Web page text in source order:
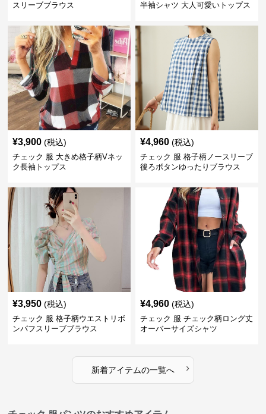
スリーブブラウス
半袖シャツ 大人可愛いトップス
¥3,900 (税込)
チェック 服 大きめ格子柄Vネッ
ク長袖トップス
¥4,960 (税込)
チェック 服 格子柄ノースリーブ
後ろボタンゆったりブラウス
¥3,950 (税込)
チェック 服 格子柄ウエストリボ
ンパフスリーブブラウス
¥4,960 (税込)
チェック 服 チェック柄ロング丈
オーバーサイズシャツ
新着アイテムの一覧へ ›